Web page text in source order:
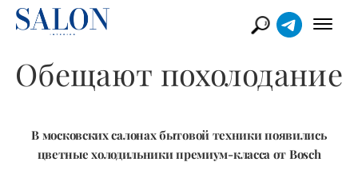
Обещают похолодание
В московских салонах бытовой техники появились
цветные холодильники премиум-класса от Bosch